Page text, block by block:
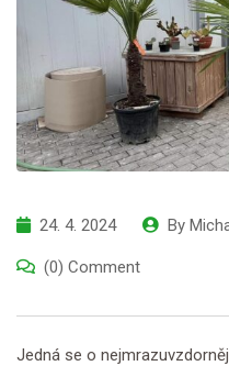
24. 4. 2024 By
(0) Comment
Jedná se o